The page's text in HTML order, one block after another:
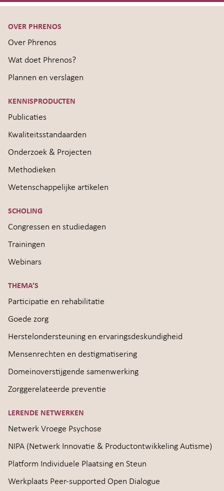
OVER PHRENOS
Over Phrenos
Wat doet Phrenos?
Plannen en verslagen
KENNISPRODUCTEN
Publicaties
Kwaliteitsstandaarden
Onderzoek & Projecten
Methodieken
Wetenschappelijke artikelen
SCHOLING
Congressen en studiedagen
Trainingen
Webinars
THEMA’S
Participatie en rehabilitatie
Goede zorg
Herstelondersteuning en ervaringsdeskundigheid
Mensenrechten en destigmatisering
Domeinoverstijgende samenwerking
Zorggerelateerde preventie
LERENDE NETWERKEN
Netwerk Vroege Psychose
NIPA (Netwerk Innovatie & Productontwikkeling Autisme)
Platform Individuele Plaatsing en Steun
Werkplaats Peer-supported Open Dialogue